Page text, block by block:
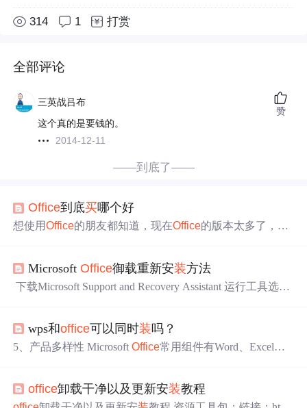
314 1 打赏
全部评论
三英战吕布
这个真的是要钱的。
2014-12-11
赞
——到底了——
Office到底买哪个好
想使用Office的朋友都知道，现在Office的版本太多了，不
信。 现在Office主要是两大块一个是永久使用的
版本，一个是使用一年的Office365版本Office2019分为家
Microsoft Office御载重新安装方法
​ 下载Microsoft Support and Recovery Assistant 运行工具选择
wps和office可以同时装吗？
5、产品多样性 MicrosoftOffice常用组件有Word、Excel、P
ote（记事本）、Publisher（排版制作）、Vision（流程
图）、Share Point 等组件。office是办公软件，主流有Micr
office卸载干净以及更新安装教程